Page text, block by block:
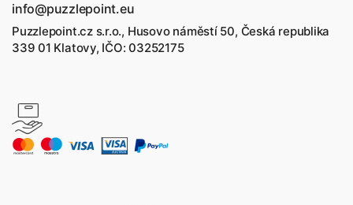
info@puzzlepoint.eu
Puzzlepoint.cz s.r.o., Husovo náměstí 50, Česká republika
339 01 Klatovy, IČO: 03252175